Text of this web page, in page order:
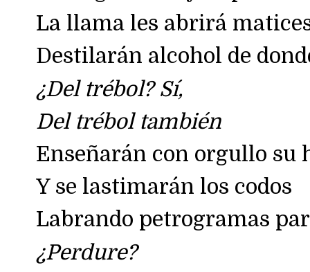
La llama les abrirá
Destilarán alcohol de
¿Del trébol? Sí,
Del trébol también
Enseñarán con orgullo su
Y se lastimarán los codos
Labrando petrogramas
¿Perdure?